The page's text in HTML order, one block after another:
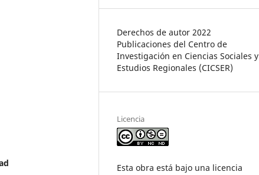
Derechos de autor 2022
Publicaciones del Centro de
Investigación en Ciencias Sociales y
Estudios Regionales (CICSER)
Licencia
Esta obra está bajo una licencia